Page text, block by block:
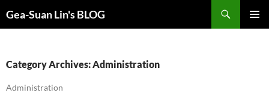
Gea-Suan Lin's BLOG
Category Archives: Administration
Administration